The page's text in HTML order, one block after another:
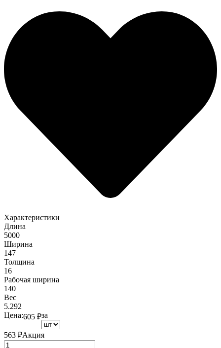
Характеристики
Длина
5000
Ширина
147
Толщина
16
Рабочая ширина
140
Вес
5.292
Цена:605 ₽за
563 ₽Акция